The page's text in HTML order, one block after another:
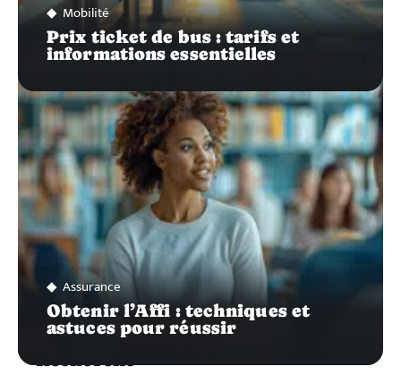
Mobilité
Prix ticket de bus : tarifs et
informations essentielles
Assurance
Obtenir l’Affi : techniques et
astuces pour réussir